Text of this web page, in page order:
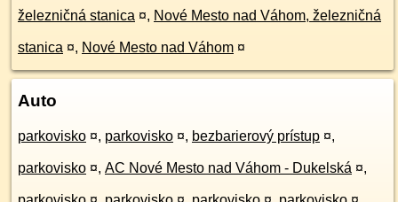
železničná stanica ¤, Nové Mesto nad Váhom, železničná
stanica ¤, Nové Mesto nad Váhom ¤
Auto
parkovisko ¤, parkovisko ¤, bezbarierový prístup ¤,
parkovisko ¤, AC Nové Mesto nad Váhom - Dukelská ¤,